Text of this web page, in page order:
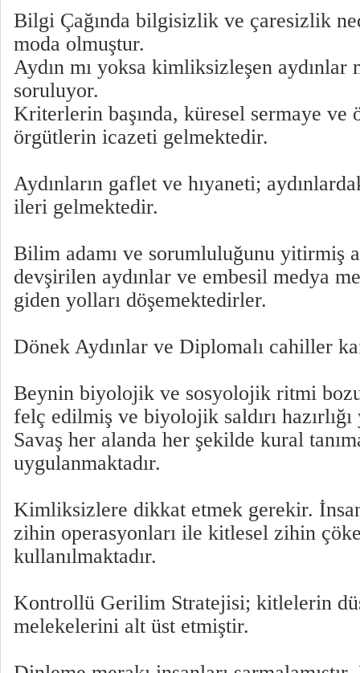
Bilgi Çağında bilgisizlik ve çaresizlik
moda olmuştur.
Aydın mı yoksa kimliksizleşen aydınlar
soruluyor.
Kriterlerin başında, küresel sermaye ve
örgütlerin icazeti gelmektedir.
Aydınların gaflet ve hıyaneti;
ileri gelmektedir.
Bilim adamı ve sorumluluğunu yitirmiş
devşirilen aydınlar ve embesil medya
giden yolları döşemektedirler.
Dönek Aydınlar ve Diplomalı cahiller
Beynin biyolojik ve sosyolojik ritmi
felç edilmiş ve biyolojik saldırı
Savaş her alanda her şekilde kural
uygulanmaktadır.
Kimliksizlere dikkat etmek gerekir.
zihin operasyonları ile kitlesel zihin
kullanılmaktadır.
Kontrollü Gerilim Stratejisi; kitlelerin
melekelerini alt üst etmiştir.